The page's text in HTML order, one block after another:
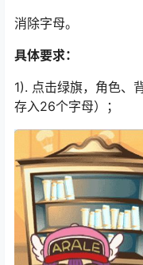
消除字母。
具体要求：
1). 点击绿旗，角色、
存入26个字母）；